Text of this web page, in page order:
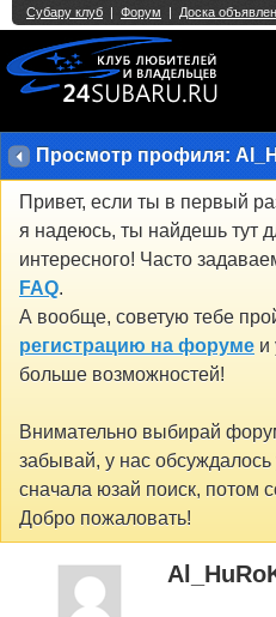
Просмотр профиля:
Привет, если ты в первый
я надеюсь, ты найдешь тут
интересного! Часто
FAQ.
А вообще, советую тебе
регистрацию на форуме и
больше возможностей!
Внимательно выбирай
забывай, у нас
сначала юзай поиск, потом
Добро пожаловать!
Single Sign On
2 3 4 5 6 7 8 9 10 11 12 13
27 28 29 30 31 32 33